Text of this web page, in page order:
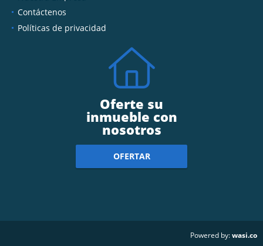
Contáctenos
Políticas de privacidad
Oferte su
inmueble con
nosotros
OFERTAR
Powered by:wasi.co